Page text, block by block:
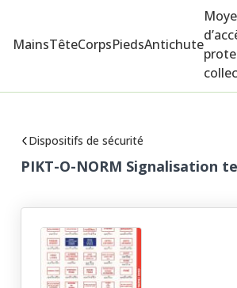
MainsTêteCorpsPiedsAntichute
Dispositifs de sécurité
PIKT-O-NORM Signalisation